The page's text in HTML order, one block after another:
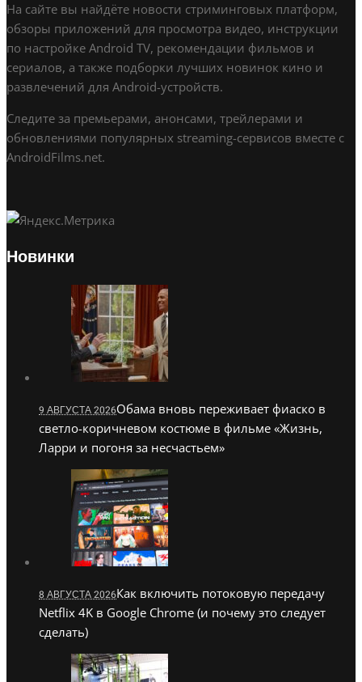
На сайте вы найдёте новости стриминговых платформ,
обзоры приложений для просмотра видео, инструкции
по настройке Android TV, рекомендации фильмов и
сериалов, а также подборки лучших новинок кино и
развлечений для Android-устройств.
Следите за премьерами, анонсами, трейлерами и
обновлениями популярных streaming-сервисов вместе с
AndroidFilms.net.
Новинки
9 АВГУСТА 2026Обама вновь переживает фиаско в
светло-коричневом костюме в фильме «Жизнь,
Ларри и погоня за несчастьем»
8 АВГУСТА 2026Как включить потоковую передачу
Netflix 4K в Google Chrome (и почему это следует
сделать)